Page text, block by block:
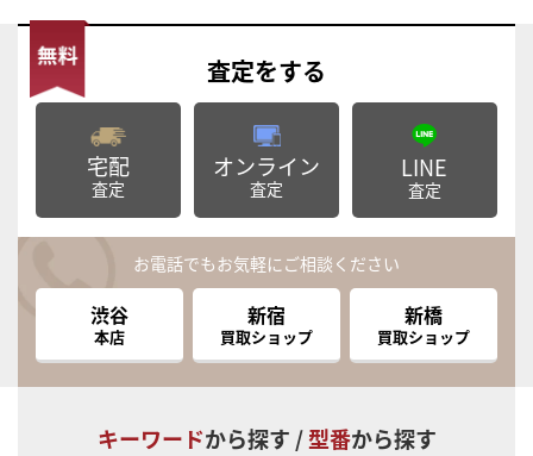
査定をする
宅配
査定
オンライン
査定
LINE
査定
お電話でもお気軽にご相談ください
渋谷
本店
新宿
買取ショップ
新橋
買取ショップ
キーワードから探す /型番から探す